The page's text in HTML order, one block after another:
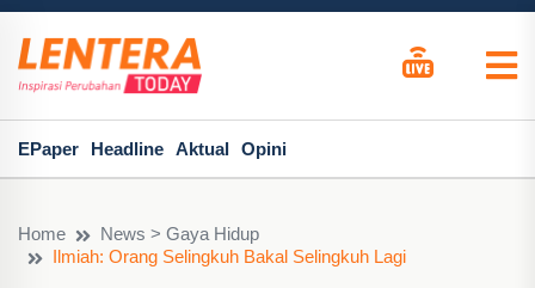
EPaper Headline Aktual Opini
Home
News > Gaya Hidup
Ilmiah: Orang Selingkuh Bakal Selingkuh Lagi